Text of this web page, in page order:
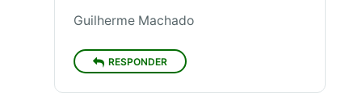
Guilherme Machado
RESPONDER